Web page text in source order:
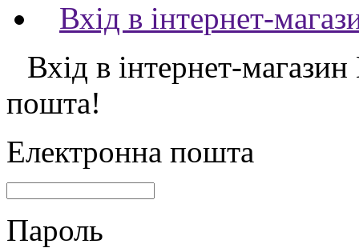
Вхід в інтернет-
Вхід в інтернет-магазин
пошта!
Електронна пошта
Пароль